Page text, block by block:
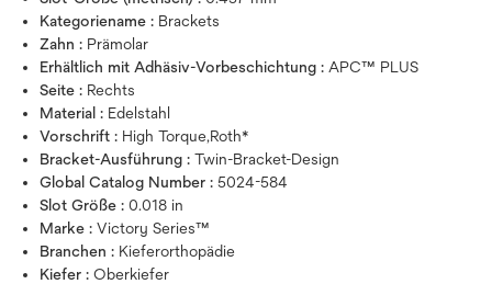
Kategoriename : Brackets
Zahn : Prämolar
Erhältlich mit Adhäsiv-Vorbeschichtung : APC™ PLUS
Seite : Rechts
Material : Edelstahl
Vorschrift : High Torque,Roth*
Bracket-Ausführung : Twin-Bracket-Design
Global Catalog Number : 5024-584
Slot Größe : 0.018 in
Marke : Victory Series™
Branchen : Kieferorthopädie
Kiefer : Oberkiefer